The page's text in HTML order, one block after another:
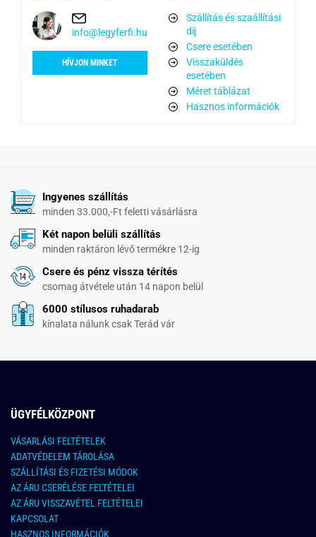
info@legyferfi.hu
HÍVJON MINKET
Szállítás és szaállítási
díj
Csere esetében
Visszaküldés
esetében
Méret táblázat
Hasznos információk
Ingyenes szállítás
minden 33.000,-Ft feletti vásárlásra
Két napon belüli szállítás
minden raktáron lévő termékre 12-ig
Csere és pénz vissza térítés
csomag átvétele után 14 napon belül
6000 stílusos ruhadarab
kínalata nálunk csak Terád vár
ÜGYFÉLKÖZPONT
VÁSARLÁSI FELTÉTELEK
ADATVÉDELEM TÁROLÁSA
SZÁLLÍTÁSI ÉS FIZETÉSI MÓDOK
AZ ÁRU CSERÉLÉSE FELTÉTELEI
AZ ÁRU VISSZAVÉTEL FELTÉTELEI
KAPCSOLAT
HASZNOS INFORMÁCIÓK